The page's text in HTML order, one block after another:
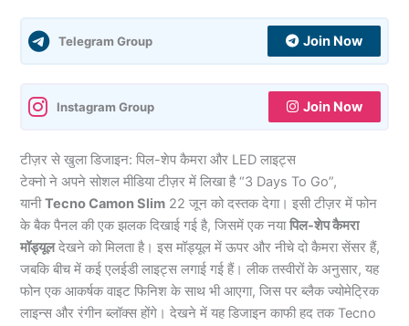
Telegram Group Join Now
Instagram Group Join Now
टीज़र से खुला डिजाइन: पिल-शेप कैमरा और LED लाइट्स
टेक्नो ने अपने सोशल मीडिया टीज़र में लिखा है “3 Days To Go”,
यानीTecno Camon Slim 22 जून को दस्तक देगा। इसी टीज़र में फोन
के बैक पैनल की एक झलक दिखाई गई है, जिसमें एक नयापिल-शेप कैमरा
मॉड्यूलदेखने को मिलता है। इस मॉड्यूल में ऊपर और नीचे दो कैमरा सेंसर हैं,
जबकि बीच में कई एलईडी लाइट्स लगाई गई हैं। लीक तस्वीरों के अनुसार, यह
फोन एक आकर्षक वाइट फिनिश के साथ भी आएगा, जिस पर ब्लैक ज्योमेट्रिक
लाइन्स और रंगीन ब्लॉक्स होंगे। देखने में यह डिजाइन काफी हद तक Tecno